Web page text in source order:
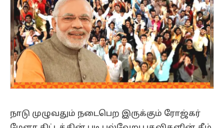
நாடு முழுவதும் நடைபெற இருக்கும் ரோஜ்கர்